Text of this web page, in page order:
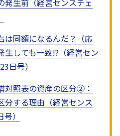
は同額になるんだ？（応
生しても一致!?（経営セン
日号）
照表の資産の区分②：
分する理由 （経営センス
）